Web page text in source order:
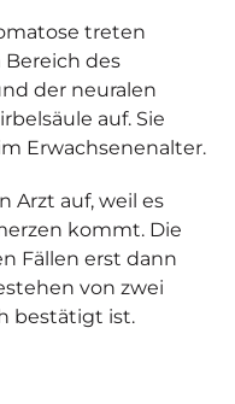
treten
des
der neuralen
auf. Sie
Erwachsenenalter.
Arzt auf, weil es
kommt. Die
Fällen erst dann
von zwei
bestätigt ist.